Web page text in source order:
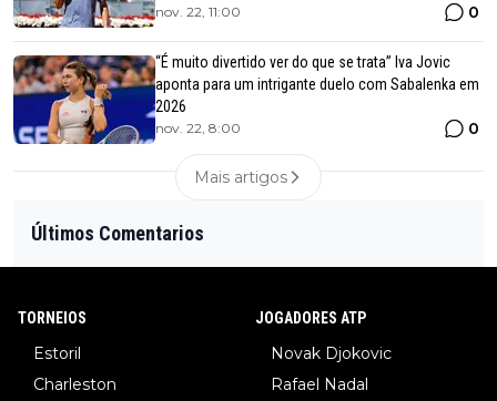
nov. 22, 11:00 0
“É muito divertido ver do que se trata” Iva Jovic
aponta para um intrigante duelo com Sabalenka em
2026
nov. 22, 8:00 0
Mais artigos
Últimos Comentarios
TORNEIOS
Estoril
Charleston
JOGADORES ATP
Novak Djokovic
Rafael Nadal